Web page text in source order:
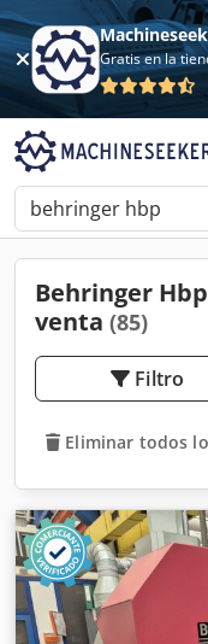
Behringer
venta (85)
Filtro
Eliminar todos